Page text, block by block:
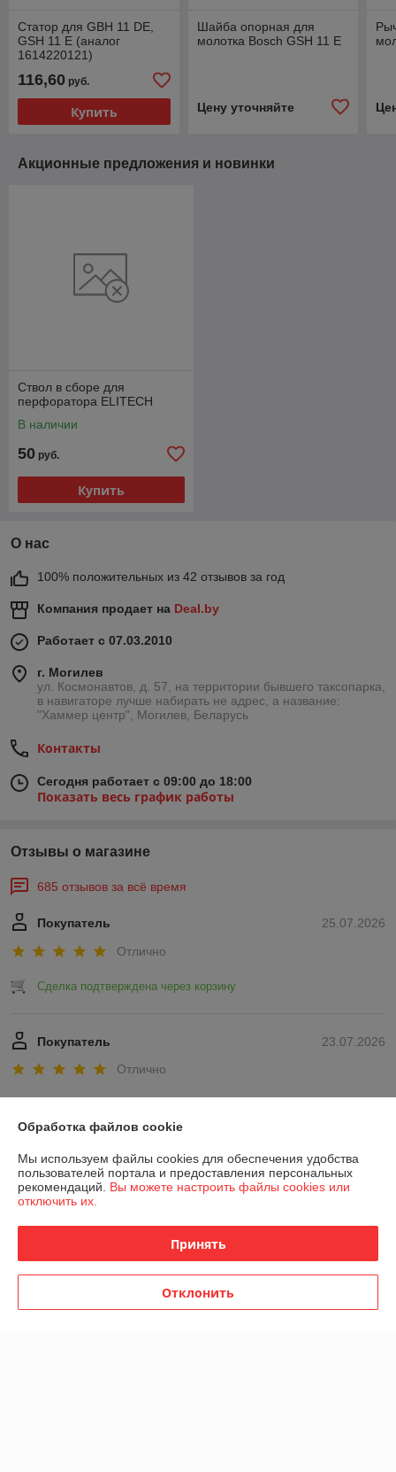
Статор для GBH 11 DE,
GSH 11 E (аналог
1614220121)
116,60 руб.
Купить
Шайба опорная для
молотка Bosch GSH 11 E
Цену уточняйте
Акционные предложения и новинки
Ствол в сборе для
перфоратора ELITECH
В наличии
50 руб.
Купить
О нас
100% положительных из 42 отзывов за год
Компания продает на Deal.by
Работает с 07.03.2010
г. Могилев
ул. Космонавтов, д. 57, на территории бывшего таксопарка,
в навигаторе лучше набирать не адрес, а название:
"Хаммер центр", Могилев, Беларусь
Контакты
Сегодня работает с 09:00 до 18:00
Показать весь график работы
Отзывы о магазине
685 отзывов за всё время
25.07.2026
Покупатель
Отлично
Сделка подтверждена через корзину
23.07.2026
Покупатель
Отлично
О нас
Обработка файлов cookie
Мы используем файлы cookies для обеспечения удобства
пользователей портала и предоставления персональных
рекомендаций. Вы можете настроить файлы cookies или
отключить их.
Принять
Отклонить